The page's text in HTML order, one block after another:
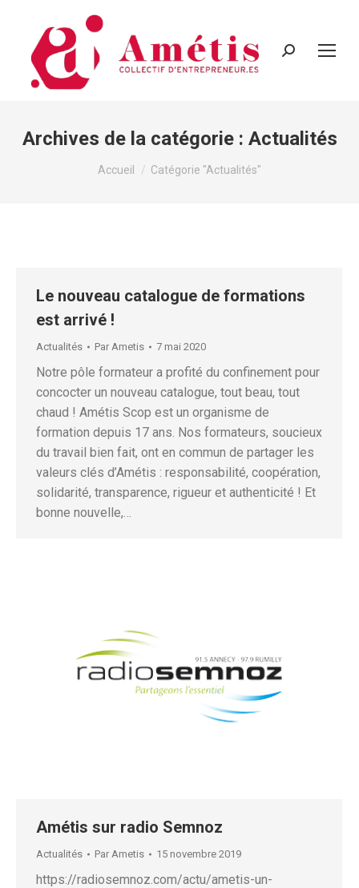
Recherche
Archives de la catégorie : Actualités
Vous êtes ici :
Accueil Catégorie "Actualités"
Le nouveau catalogue de formations
est arrivé !
Actualités Par Ametis 7 mai 2020
Notre pôle formateur a profité du confinement pour
concocter un nouveau catalogue, tout beau, tout
chaud ! Amétis Scop est un organisme de
formation depuis 17 ans. Nos formateurs, soucieux
du travail bien fait, ont en commun de partager les
valeurs clés d’Amétis : responsabilité, coopération,
solidarité, transparence, rigueur et authenticité ! Et
bonne nouvelle,…
Amétis sur radio Semnoz
Actualités Par Ametis 15 novembre 2019
https://radiosemnoz.com/actu/ametis-un-